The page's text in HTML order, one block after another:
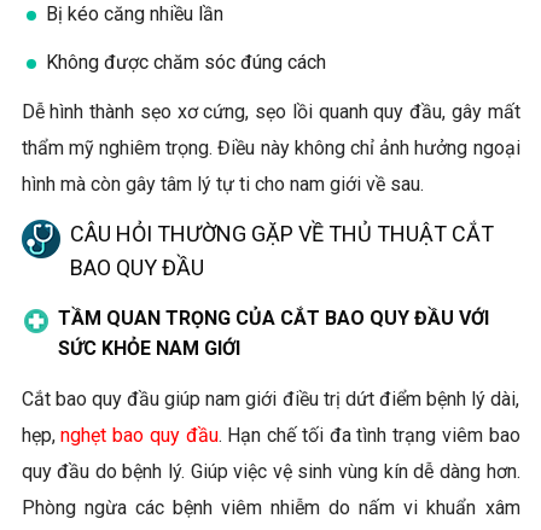
Bị kéo căng nhiều lần
Không được chăm sóc đúng cách
Dễ hình thành sẹo xơ cứng, sẹo lồi quanh quy đầu, gây mất
thẩm mỹ nghiêm trọng. Điều này không chỉ ảnh hưởng ngoại
hình mà còn gây tâm lý tự ti cho nam giới về sau.
CÂU HỎI THƯỜNG GẶP VỀ THỦ THUẬT CẮT
BAO QUY ĐẦU
TẦM QUAN TRỌNG CỦA CẮT BAO QUY ĐẦU VỚI
SỨC KHỎE NAM GIỚI
Cắt bao quy đầu giúp nam giới điều trị dứt điểm bệnh lý dài,
hẹp,nghẹt bao quy đầu. Hạn chế tối đa tình trạng viêm bao
quy đầu do bệnh lý. Giúp việc vệ sinh vùng kín dễ dàng hơn.
Phòng ngừa các bệnh viêm nhiễm do nấm vi khuẩn xâm